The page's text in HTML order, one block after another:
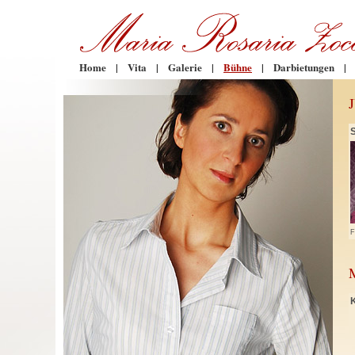
Home | Vita | Galerie | Bühne | Darbietungen |